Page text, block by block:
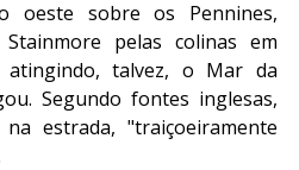
oeste sobre os Pennines,
pelas colinas em
talvez, o Mar da
Segundo fontes inglesas,
estrada, "traiçoeiramente